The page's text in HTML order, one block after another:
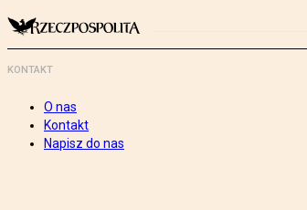
KONTAKT
O nas
Kontakt
Napisz do nas